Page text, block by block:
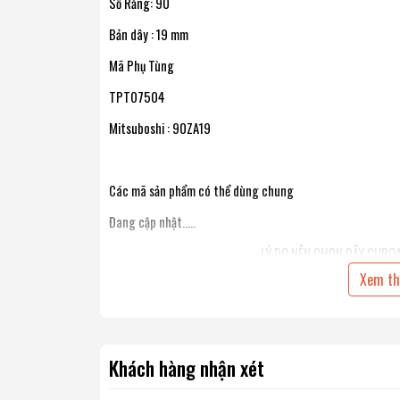
Bản dây : 19 mm
Mã Phụ Tùng
TPT07504
Mitsuboshi : 90ZA19
Các mã sản phẩm có thể dùng chung
Đang cập nhật.....
LÝ DO NÊN CHỌN DÂY
MITSUBOSHI SẢN XUẤT DÂY CUROA CHÍNH
môi trường khắc nghiệt
Xem
Khách hàng nhận xét